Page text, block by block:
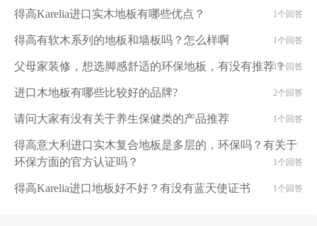
得高Karelia进口实木地板有哪些优点？ 1个回答
得高有软木系列的地板和墙板吗？怎么样啊 1个回答
父母家装修，想选脚感舒适的环保地板，有没有推荐？1个回答
进口木地板有哪些比较好的品牌? 2个回答
请问大家有没有关于养生保健类的产品推荐 1个回答
得高意大利进口实木复合地板是多层的，环保吗？有关于
环保方面的官方认证吗？
1个回答
得高Karelia进口地板好不好？有没有蓝天使证书 1个回答